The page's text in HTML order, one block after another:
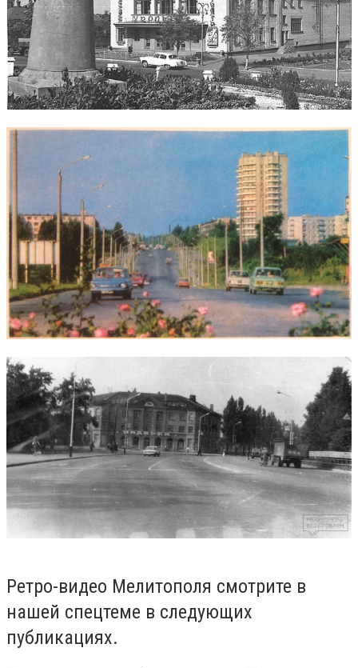
Ретро-видео Мелитополя смотрите в
нашей спецтеме в следующих
публикациях.